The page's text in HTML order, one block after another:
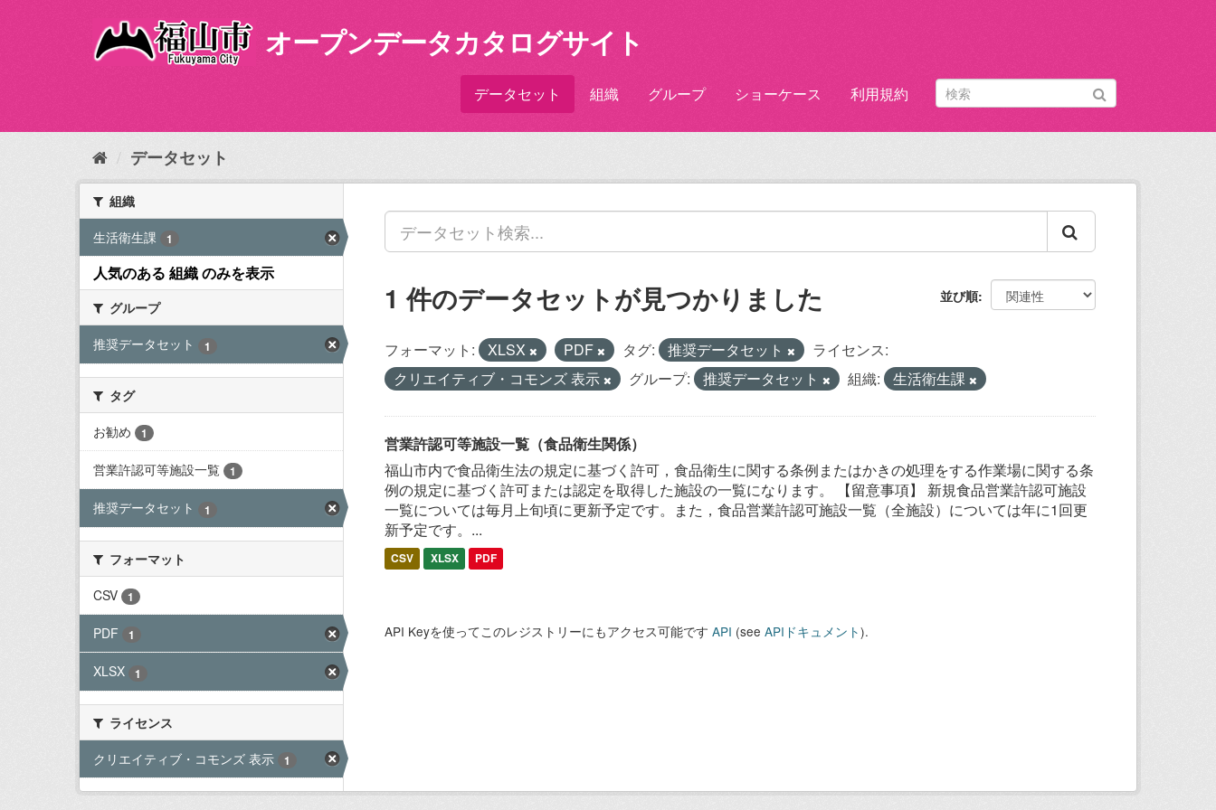
内
オープンデータカタログサイト
データセット 組織 グループ ショーケース 利用規約
データセット
組織
生活衛生課
1
人気のある 組織 のみを表示
グループ
推奨データセット
1
タグ
お勧め
1
営業許認可等施設一覧 1
推奨データセット 1
フォーマット
CSV
1
PDF 1
XLSX 1
ライセンス
クリエイティブ・コモンズ 表示
1
並び順
1 件のデータセットが見つかりました
フォーマット: XLSX PDF タグ: 推奨データセット
ライセンス:
クリエイティブ・コモンズ 表示
グループ: 推奨データセット 組織: 生活衛生課
営業許認可等施設一覧（食品衛生関係）
福山市内で食品衛生法の規定に基づく許可，食品衛生に関する条例またはかきの処理をする作業場に関する条
例の規定に基づく許可または認定を取得した施設の一覧になります。 【留意事項】 新規食品営業許認可施設
一覧については毎月上旬頃に更新予定です。また，食品営業許認可施設一覧（全施設）については年に1回更
新予定です。...
CSV XLSX PDF
API Keyを使ってこのレジストリーにもアクセス可能です API (see APIドキュメント).